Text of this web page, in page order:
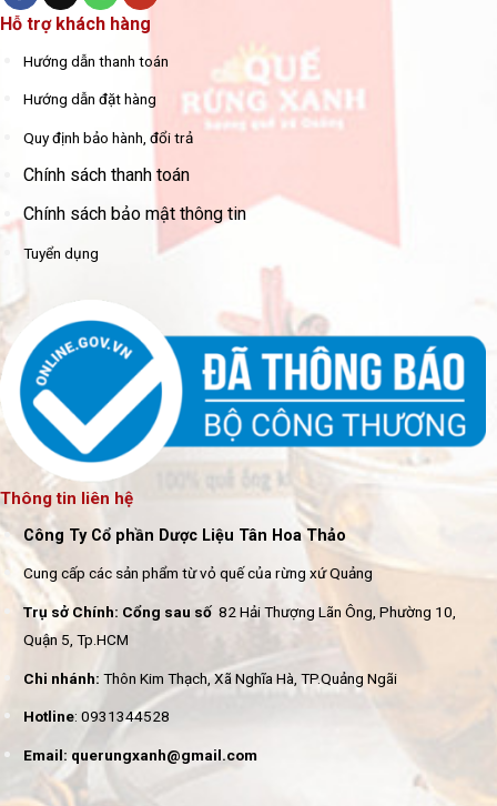
Hỗ trợ khách hàng
Hướng dẫn thanh toán
Hướng dẫn đặt hàng
Quy định bảo hành, đổi trả
Chính sách thanh toán
Chính sách bảo mật thông tin
Tuyển dụng
Thông tin liên hệ
Công Ty Cổ phần Dược Liệu Tân Hoa Thảo
Cung cấp các sản phẩm từ vỏ quế của rừng xứ Quảng
Trụ sở Chính: Cổng sau số 82 Hải Thượng Lãn Ông, Phường 10,
Quận 5, Tp.HCM
Chi nhánh: Thôn Kim Thạch, Xã Nghĩa Hà, TP.Quảng Ngãi
Hotline: 0931344528
Email: querungxanh@gmail.com